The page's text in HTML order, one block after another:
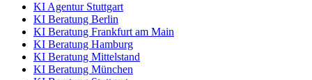
KI Agentur Stuttgart
KI Beratung Berlin
KI Beratung Frankfurt am Main
KI Beratung Hamburg
KI Beratung Mittelstand
KI Beratung München